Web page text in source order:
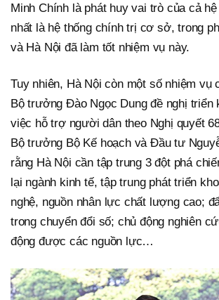
Minh Chính là phát huy vai trò của cả
nhất là hệ thống chính trị cơ sở, trong
và Hà Nội đã làm tốt nhiệm vụ này.
Tuy nhiên, Hà Nội còn một số nhiệm vụ
Bộ trưởng Đào Ngọc Dung đề nghị triển
việc hỗ trợ người dân theo Nghị quyết
Bộ trưởng Bộ Kế hoạch và Đầu tư
rằng Hà Nội cần tập trung 3 đột phá
lại ngành kinh tế, tập trung phát triển
nghệ, nguồn nhân lực chất lượng cao;
trong chuyển đổi số; chủ động nghiên
động được các nguồn lực…